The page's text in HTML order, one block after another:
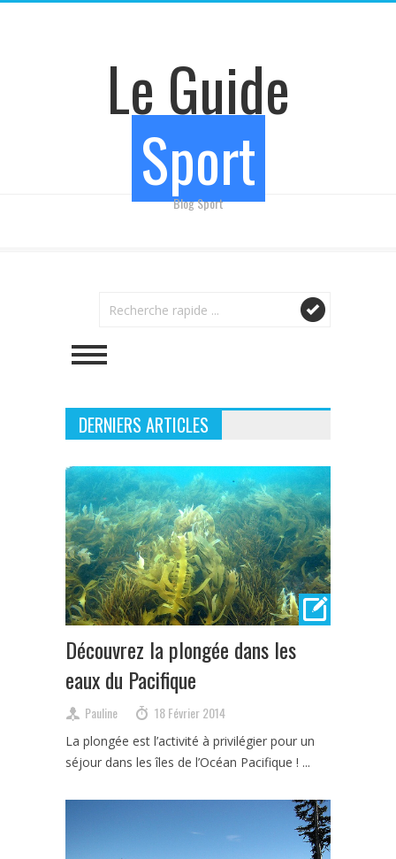
Le Guide
Sport
Blog Sport
DERNIERS ARTICLES
Découvrez la plongée dans les
eaux du Pacifique
Pauline 18 Février 2014
La plongée est l’activité à privilégier pour un
séjour dans les îles de l’Océan Pacifique ! ...